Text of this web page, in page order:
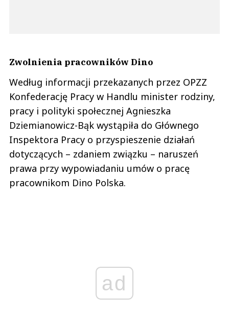
Zwolnienia pracowników Dino
Według informacji przekazanych przez OPZZ
Konfederację Pracy w Handlu minister rodziny,
pracy i polityki społecznej Agnieszka
Dziemianowicz-Bąk wystąpiła do Głównego
Inspektora Pracy o przyspieszenie działań
dotyczących – zdaniem związku – naruszeń
prawa przy wypowiadaniu umów o pracę
pracownikom Dino Polska.
ad